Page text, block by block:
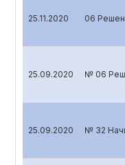
25.11.2020 06
25.09.2020 № 06
25.09.2020 № 32